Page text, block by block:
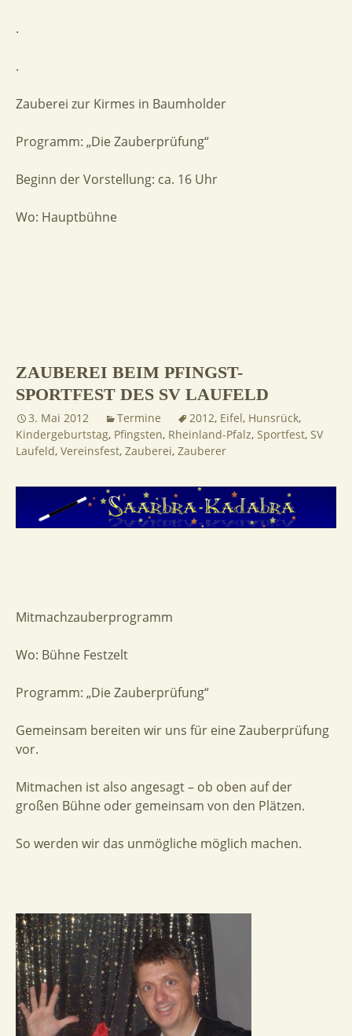
.
.
Zauberei zur Kirmes in Baumholder
Programm: „Die Zauberprüfung“
Beginn der Vorstellung: ca. 16 Uhr
Wo: Hauptbühne
ZAUBEREI BEIM PFINGST-
SPORTFEST DES SV LAUFELD
3. Mai 2012 Termine 2012, Eifel, Hunsrück,
Kindergeburtstag, Pfingsten, Rheinland-Pfalz, Sportfest, SV
Laufeld, Vereinsfest, Zauberei, Zauberer
Mitmachzauberprogramm
Wo: Bühne Festzelt
Programm: „Die Zauberprüfung“
Gemeinsam bereiten wir uns für eine Zauberprüfung
vor.
Mitmachen ist also angesagt – ob oben auf der
großen Bühne oder gemeinsam von den Plätzen.
So werden wir das unmögliche möglich machen.